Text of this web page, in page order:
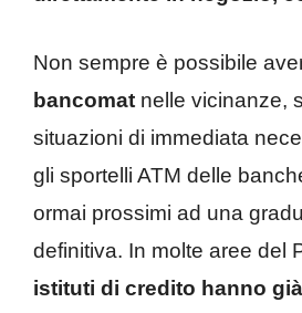
Non sempre è possibile
bancomat nelle vicinanze,
situazioni di immediata
gli sportelli ATM delle
ormai prossimi ad una
definitiva. In molte aree del
istituti di credito hanno